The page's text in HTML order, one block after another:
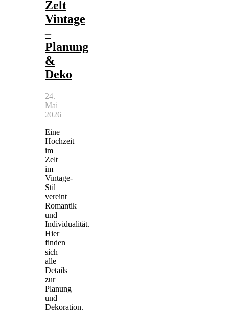
Zelt
Vintage
–
Planung
&
Deko
24.
Mai
2026
Eine
Hochzeit
im
Zelt
im
Vintage-
Stil
vereint
Romantik
und
Individualität.
Hier
finden
sich
alle
Details
zur
Planung
und
Dekoration.